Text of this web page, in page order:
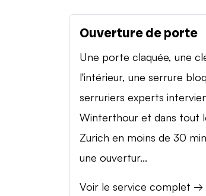
Ouverture de porte
Une porte claquée, une
l'intérieur, une serrure
serruriers experts
Winterthour et dans tout
Zurich en moins de 30
une ouvertur...
Voir le service complet →